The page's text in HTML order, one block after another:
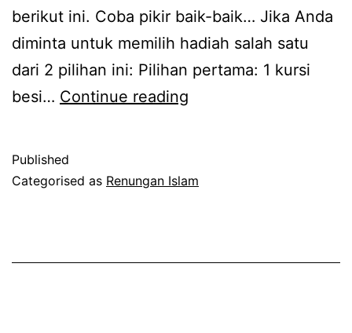
berikut ini. Coba pikir baik-baik… Jika Anda
diminta untuk memilih hadiah salah satu
dari 2 pilihan ini: Pilihan pertama: 1 kursi
besi… Continue reading
Semoga
Published
Categorised as Renungan Islam